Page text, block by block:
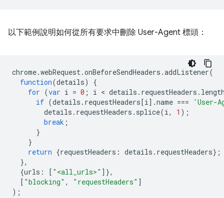
以下範例說明如何從所有要求中刪除 User-Agent 標頭：
chrome.webRequest.onBeforeSendHeaders .addListener(
function(details)
{
for (var i = 0 ; i < details . requestHeaders .
if (details . requestHeaders[i].name ===
'User-
details . requestHeaders . splice(i, 1 );
break ;
}
}
return {requestHeaders : details . requestHeaders};
},
{urls : [ "<all_urls>" ]},
[ "blocking" , "requestHeaders" ]
);